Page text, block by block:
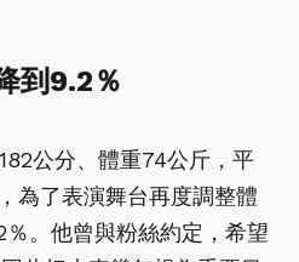
到9.2％
公分、體重74公斤，平
為了表演舞台再度調整體
。他曾與粉絲約定，希望